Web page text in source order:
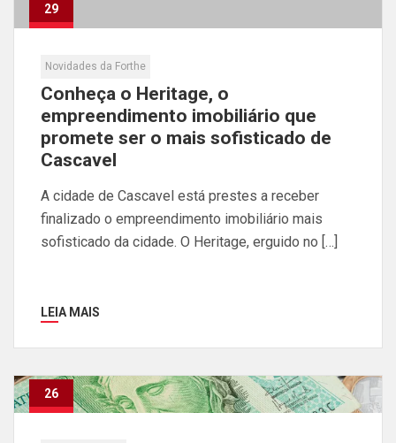
29
Novidades da Forthe
Conheça o Heritage, o
empreendimento imobiliário que
promete ser o mais sofisticado de
Cascavel
A cidade de Cascavel está prestes a receber
finalizado o empreendimento imobiliário mais
sofisticado da cidade. O Heritage, erguido no […]
LEIA MAIS
26